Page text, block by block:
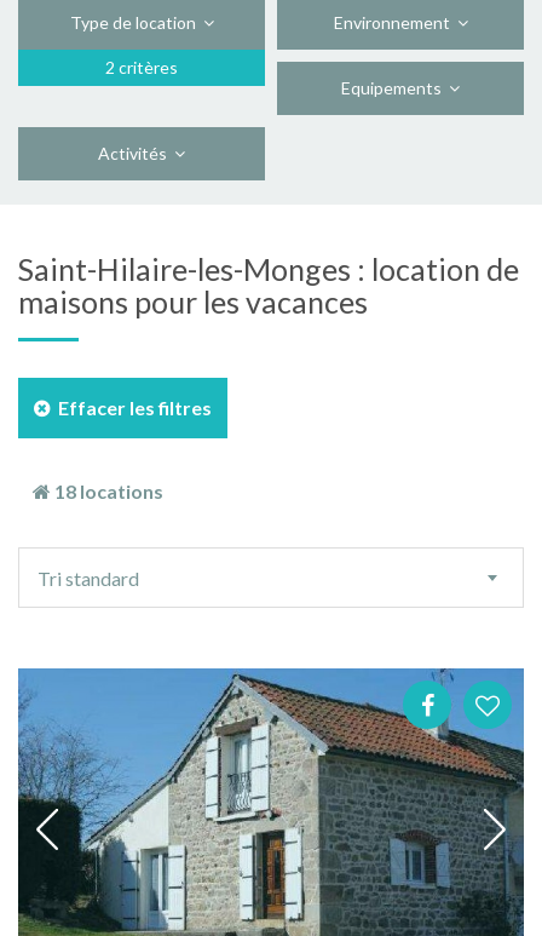
Type de location
2 critères
Environnement
Equipements
Activités
Saint-Hilaire-les-Monges : location de
maisons pour les vacances
Effacer les filtres
18 locations
tri
Tri standard